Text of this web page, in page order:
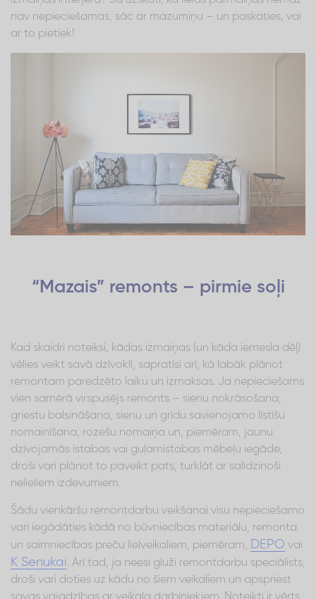
nav nepieciešamas, sāc ar mazumiņu – un paskaties, vai
ar to pietiek!
“Mazais” remonts – pirmie soļi
Kad skaidri noteiksi, kādas izmaiņas (un kāda iemesla dēļ)
vēlies veikt savā dzīvoklī, sapratīsi arī, kā labāk plānot
remontam paredzēto laiku un izmaksas. Ja nepieciešams
vien samērā virspusējs remonts – sienu nokrāsošana,
griestu balsināšana, sienu un grīdu savienojamo līstīšu
nomainīšana, rozešu nomaiņa un, piemēram, jaunu
dzīvojamās istabas vai guļamistabas mēbeļu iegāde,
droši vari plānot to paveikt pats, turklāt ar salīdzinoši
nelieliem izdevumiem.
Šādu vienkāršu remontdarbu veikšanai visu nepieciešamo
vari iegādāties kādā no būvniecības materiālu, remonta
un saimniecības preču lielveikaliem, piemēram, DEPO vai
K Senukai. Arī tad, ja neesi gluži remontdarbu speciālists,
droši vari doties uz kādu no šiem veikaliem un apspriest
savas vajadzības ar veikala darbiniekiem. Noteikti ir vērts